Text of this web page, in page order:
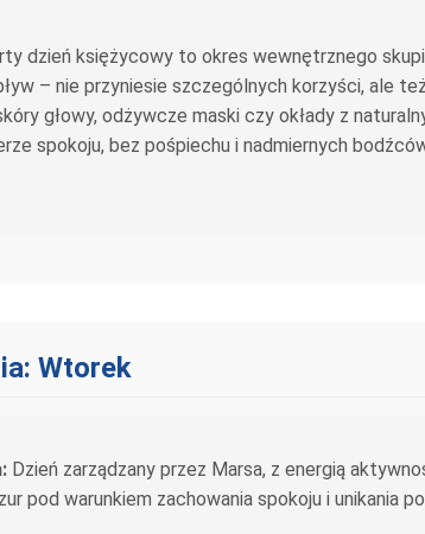
dzień księżycowy to okres wewnętrznego
– nie przyniesie szczególnych korzyści, ale
głowy, odżywcze maski czy okłady z
spokoju, bez pośpiechu i nadmiernych
Wtorek
Dzień zarządzany przez Marsa, z energią
pod warunkiem zachowania spokoju i unikania